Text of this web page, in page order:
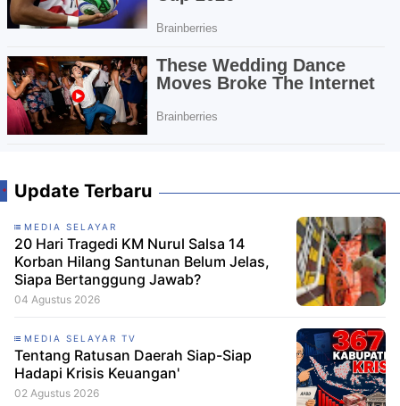
Update Terbaru
MEDIA SELAYAR
20 Hari Tragedi KM Nurul Salsa 14
Korban Hilang Santunan Belum Jelas,
Siapa Bertanggung Jawab?
04 Agustus 2026
MEDIA SELAYAR TV
Tentang Ratusan Daerah Siap-Siap
Hadapi Krisis Keuangan'
02 Agustus 2026